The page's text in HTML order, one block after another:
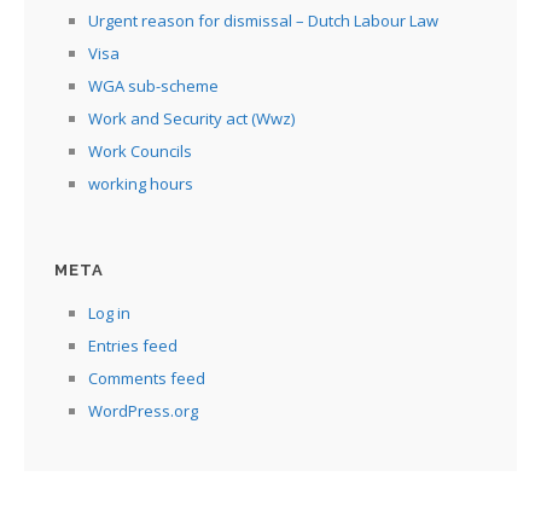
Urgent reason for dismissal – Dutch Labour Law
Visa
WGA sub-scheme
Work and Security act (Wwz)
Work Councils
working hours
META
Log in
Entries feed
Comments feed
WordPress.org